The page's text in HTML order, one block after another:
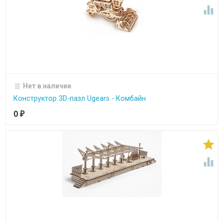

Нет в наличии
Конструктор 3D-пазл Ugears - Комбайн
0 ₽

